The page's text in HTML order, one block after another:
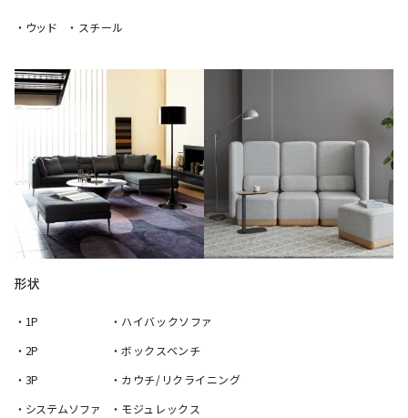
・ウッド ・スチール
形状
・1P
・2P
・3P
・システムソファ
・ハイバックソファ
・ボックスベンチ
・カウチ/リクライニング
・モジュレックス